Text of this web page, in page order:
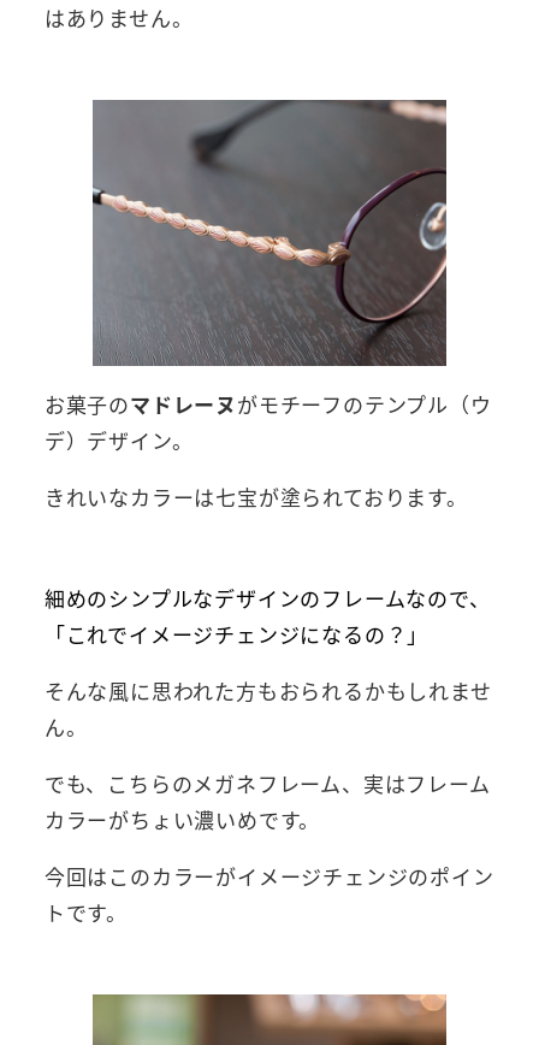
はありません。
お菓子のマドレーヌがモチーフのテンプル（ウ
デ）デザイン。
きれいなカラーは七宝が塗られております。
細めのシンプルなデザインのフレームなので、
「これでイメージチェンジになるの？」
そんな風に思われた方もおられるかもしれませ
ん。
でも、こちらのメガネフレーム、実はフレーム
カラーがちょい濃いめです。
今回はこのカラーがイメージチェンジのポイン
トです。